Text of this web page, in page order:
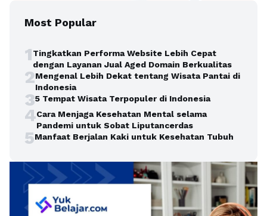
Most Popular
1Tingkatkan Performa Website Lebih Cepat
dengan Layanan Jual Aged Domain Berkualitas
2Mengenal Lebih Dekat tentang Wisata Pantai di
Indonesia
35 Tempat Wisata Terpopuler di Indonesia
4Cara Menjaga Kesehatan Mental selama
Pandemi untuk Sobat Liputancerdas
5Manfaat Berjalan Kaki untuk Kesehatan Tubuh